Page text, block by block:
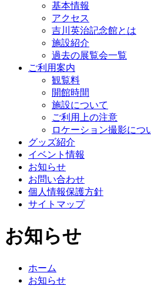
基本情報
アクセス
吉川英治記念館とは
施設紹介
過去の展覧会一覧
ご利用案内
観覧料
開館時間
施設について
ご利用上の注意
ロケーション撮影につ
グッズ紹介
イベント情報
お知らせ
お問い合わせ
個人情報保護方針
サイトマップ
お知らせ
ホーム
お知らせ